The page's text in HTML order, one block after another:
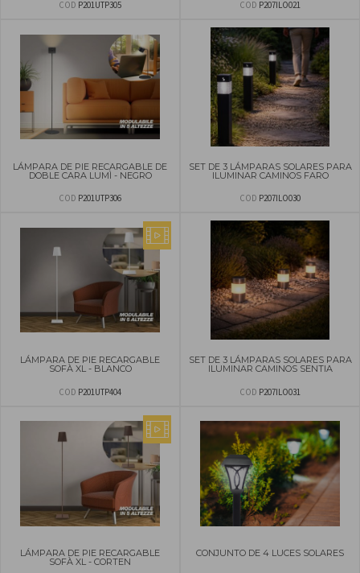
COD P201UTP305 COD P207ILO021
LÁMPARA DE PIE RECARGABLE DE
DOBLE CARA LUMÌ - NEGRO
COD P201UTP306
SET DE 3 LÁMPARAS SOLARES PARA
ILUMINAR CAMINOS FARO
COD P207ILO030
LÁMPARA DE PIE RECARGABLE
SOFÀ XL - BLANCO
COD P201UTP404
SET DE 3 LÁMPARAS SOLARES PARA
ILUMINAR CAMINOS SENTIA
COD P207ILO031
LÁMPARA DE PIE RECARGABLE
SOFÀ XL - CORTEN
CONJUNTO DE 4 LUCES SOLARES